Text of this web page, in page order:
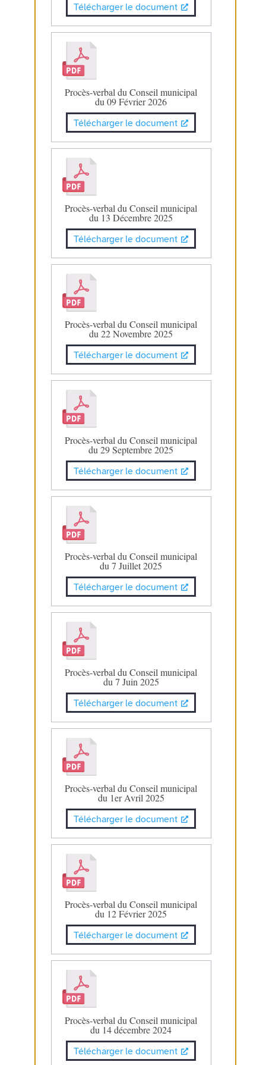
Télécharger le document
Procès-verbal du Conseil municipal
du 09 Février 2026
Télécharger le document
Procès-verbal du Conseil municipal
du 13 Décembre 2025
Télécharger le document
Procès-verbal du Conseil municipal
du 22 Novembre 2025
Télécharger le document
Procès-verbal du Conseil municipal
du 29 Septembre 2025
Télécharger le document
Procès-verbal du Conseil municipal
du 7 Juillet 2025
Télécharger le document
Procès-verbal du Conseil municipal
du 7 Juin 2025
Télécharger le document
Procès-verbal du Conseil municipal
du 1er Avril 2025
Télécharger le document
Procès-verbal du Conseil municipal
du 12 Février 2025
Télécharger le document
Procès-verbal du Conseil municipal
du 14 décembre 2024
Télécharger le document